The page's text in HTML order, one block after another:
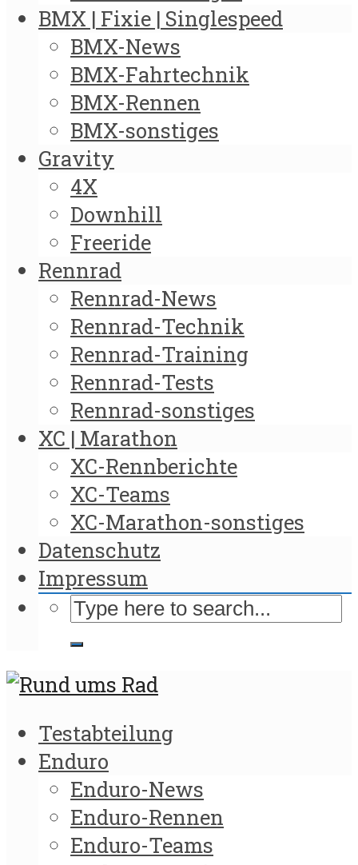
BMX | Fixie | Singlespeed
BMX-News
BMX-Fahrtechnik
BMX-Rennen
BMX-sonstiges
Gravity
4X
Downhill
Freeride
Rennrad
Rennrad-News
Rennrad-Technik
Rennrad-Training
Rennrad-Tests
Rennrad-sonstiges
XC | Marathon
XC-Rennberichte
XC-Teams
XC-Marathon-sonstiges
Datenschutz
Impressum
Testabteilung
Enduro
Enduro-News
Enduro-Rennen
Enduro-Teams